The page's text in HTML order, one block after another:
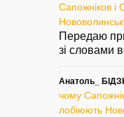
Сапожніков і
Передаю
зі словами
Анатоль_
чому
лобіюють